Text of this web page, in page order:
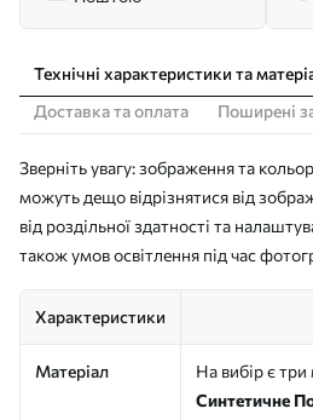
Технічні характеристики та
Доставка та оплата
Поширені
Зверніть увагу: зображення та
можуть дещо відрізнятися від
від роздільної здатності та
також умов освітлення під час
Характеристики
Матеріал
На вибір є три
Синтетичне